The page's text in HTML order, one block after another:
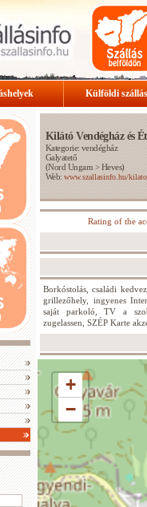
Külföldi szállás
Kilátó Vendégház és
Kategorie: vendégház
Galyatető
(Nord Ungarn >Heves)
Web:www.szallasinfo.hu/
Rating of the
Borkóstolás, családi
grillezőhely, ingyenes
saját parkoló, TV a
zugelassen, SZÉP Karte
+
−